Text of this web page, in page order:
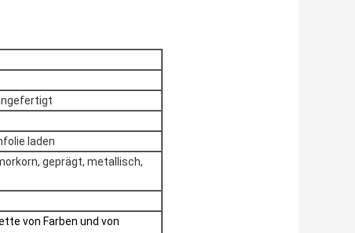
laden
geprägt, metallisch,
von Farben und von